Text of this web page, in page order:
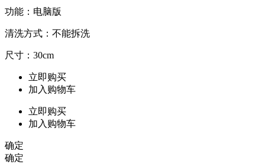
功能：电脑版
清洗方式：不能拆洗
尺寸：30cm
立即购买
加入购物车
立即购买
加入购物车
确定
确定